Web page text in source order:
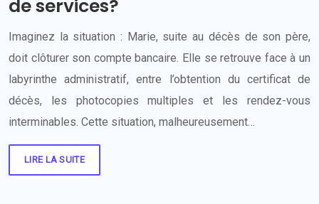
de services?
Imaginez la situation : Marie, suite au décès de son père,
doit clôturer son compte bancaire. Elle se retrouve face à un
labyrinthe administratif, entre l’obtention du certificat de
décès, les photocopies multiples et les rendez-vous
interminables. Cette situation, malheureusement…
LIRE LA SUITE